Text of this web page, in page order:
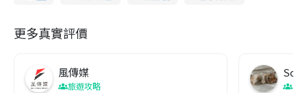
更多真實評價
風傳媒
旅遊攻略
Soul